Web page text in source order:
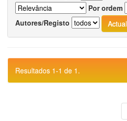
Por ordem
Autores/Registo
Resultados 1-1 de 1.